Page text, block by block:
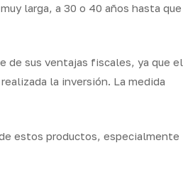
larga, a 30 o 40 años hasta que
de sus ventajas fiscales, ya que el
la inversión. La medida
estos productos, especialmente